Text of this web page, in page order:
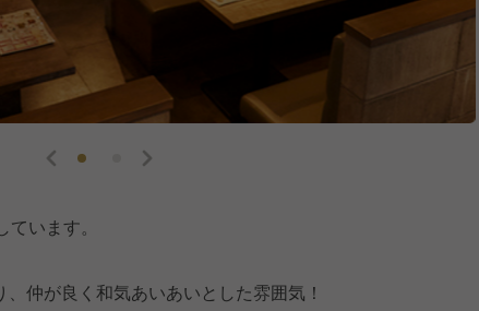
います。
仲が良く和気あいあいとした雰囲気！